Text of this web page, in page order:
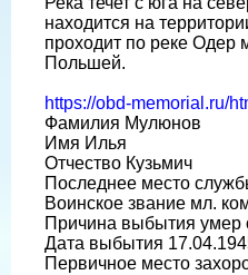
находится на
проходит по реке Одер
Польшей.
https://obd-memorial.ru/
Фамилия Мулюнов
Имя Илья
Отчество Кузьмич
Последнее место
Воинское звание мл.
Причина выбытия умер
Дата выбытия
Первичное место